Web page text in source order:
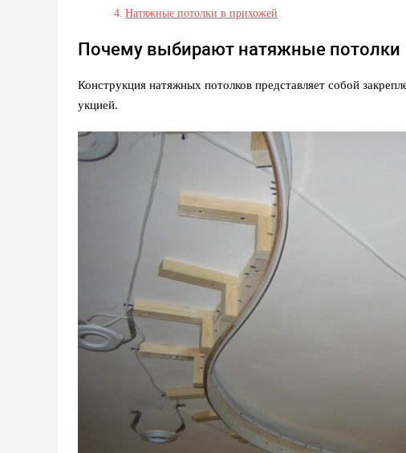
Натяжные потолки в прихожей
Почему выбирают натяжные потолки
Конструкция натяжных потолков представляет собой
укцией.